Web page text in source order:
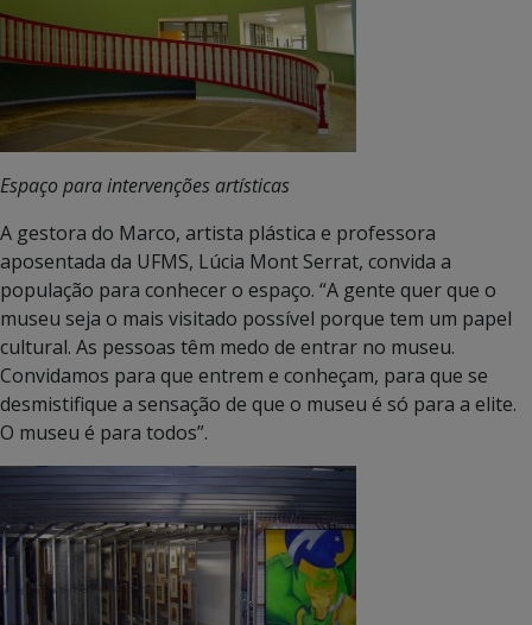
Espaço para intervenções artísticas
A gestora do Marco, artista plástica e professora
aposentada da UFMS, Lúcia Mont Serrat, convida a
população para conhecer o espaço. “A gente quer que o
museu seja o mais visitado possível porque tem um papel
cultural. As pessoas têm medo de entrar no museu.
Convidamos para que entrem e conheçam, para que se
desmistifique a sensação de que o museu é só para a elite.
O museu é para todos”.